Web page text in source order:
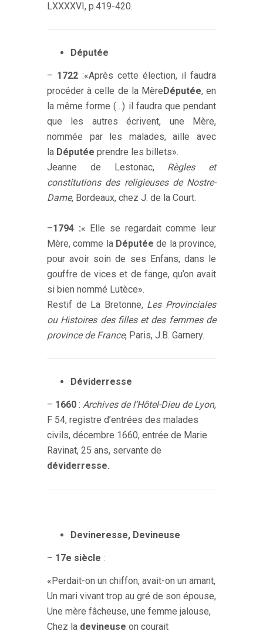
LXXXXVI, p.419-420.
Députée
– 1722 :«Après cette élection, il faudra
procéder à celle de la MèreDéputée, en
la même forme (…) il faudra que pendant
que les autres écrivent, une Mère,
nommée par les malades, aille avec
la Députée prendre les billets».
Jeanne de Lestonac,Règles et
constitutions des religieuses de Nostre-
Dame, Bordeaux, chez J. de la Court.
–1794 :« Elle se regardait comme leur
Mère, comme la Députéede la province,
pour avoir soin de ses Enfans, dans le
gouffre de vices et de fange, qu’on avait
si bien nommé Lutèce».
Restif de La Bretonne, Les Provinciales
ou Histoires des filles et des femmes de
province de France, Paris, J.B. Garnery.
Déviderresse
– 1660 : Archives de l’Hôtel-Dieu de Lyon,
F 54, registre d’entrées des malades
civils, décembre 1660, entrée de Marie
Ravinat, 25 ans, servante de
déviderresse.
Devineresse, Devineuse
– 17e siècle :
«Perdait-on un chiffon, avait-on un amant,
Un mari vivant trop au gré de son épouse,
Une mère fâcheuse, une femme jalouse,
Chez la devineuse on courait